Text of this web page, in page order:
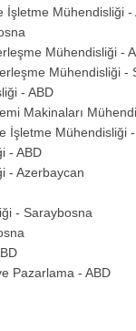
İşletme Mühendisliği -
Mühendisliği -
Mühendisliği -
- ABD
Makinaları
İşletme Mühendisliği
- ABD
- Azerbaycan
- Saraybosna
Pazarlama - ABD